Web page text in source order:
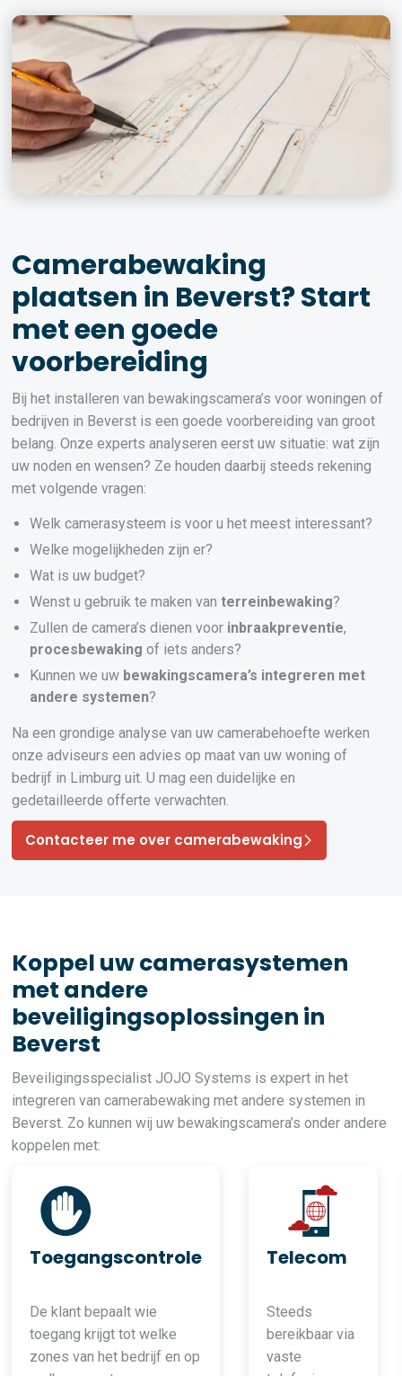
Camerabewaking
plaatsen in Beverst? Start
met een goede
voorbereiding
Bij het installeren van bewakingscamera’s voor woningen of
bedrijven in Beverst is een goede voorbereiding van groot
belang. Onze experts analyseren eerst uw situatie: wat zijn
uw noden en wensen? Ze houden daarbij steeds rekening
met volgende vragen:
Welk camerasysteem is voor u het meest interessant?
Welke mogelijkheden zijn er?
Wat is uw budget?
Wenst u gebruik te maken vanterreinbewaking?
Zullen de camera’s dienen voor inbraakpreventie,
procesbewaking of iets anders?
Kunnen we uw bewakingscamera’s integreren met
andere systemen?
Na een grondige analyse van uw camerabehoefte werken
onze adviseurs een advies op maat van uw woning of
bedrijf in Limburg uit. U mag een duidelijke en
gedetailleerde offerte verwachten.
Contacteer me over camerabewaking
Koppel uw camerasystemen
met andere
beveiligingsoplossingen in
Beverst
Beveiligingsspecialist JOJO Systems is expert in het
integreren van camerabewaking met andere systemen in
Beverst. Zo kunnen wij uw bewakingscamera’s onder andere
koppelen met:
Toegangscontrole
De klant bepaalt wie
toegang krijgt tot welke
zones van het bedrijf en op
Telecom
Steeds
bereikbaar via
vaste